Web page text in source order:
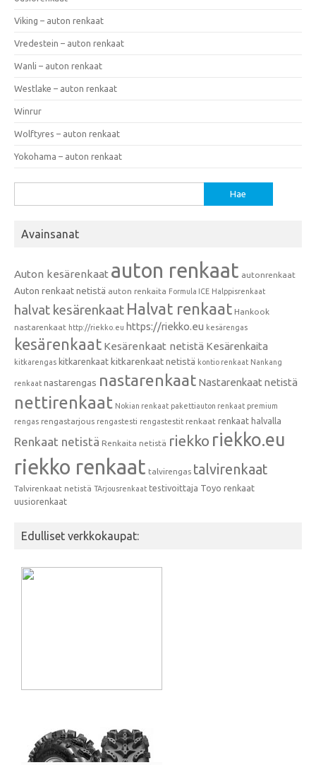
Viking – auton renkaat
Vredestein – auton renkaat
Wanli – auton renkaat
Westlake – auton renkaat
Winrur
Wolftyres – auton renkaat
Yokohama – auton renkaat
Avainsanat
Auton kesärenkaat auton renkaat autonrenkaat
Auton renkaat netistä auton renkaita Formula ICE Halppisrenkaat
halvat kesärenkaat Halvat renkaat Hankook
nastarenkaat http://riekko.eu https://riekko.eu kesärengas
kesärenkaat Kesärenkaat netistä Kesärenkaita
kitkarengas kitkarenkaat kitkarenkaat netistä kontio renkaat Nankang
renkaat nastarengas nastarenkaat Nastarenkaat netistä
nettirenkaat Nokian renkaat pakettiauton renkaat premium
rengas rengastarjous rengastesti rengastestit renkaat renkaat halvalla
Renkaat netistä Renkaita netistä riekko riekko.eu
riekko renkaat talvirengas talvirenkaat
Talvirenkaat netistä TArjousrenkaat testivoittaja Toyo renkaat
uusiorenkaat
Edulliset verkkokaupat: